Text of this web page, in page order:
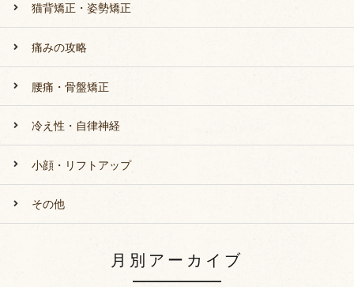
猫背矯正・姿勢矯正
痛みの攻略
腰痛・骨盤矯正
冷え性・自律神経
小顔・リフトアップ
その他
月別アーカイブ